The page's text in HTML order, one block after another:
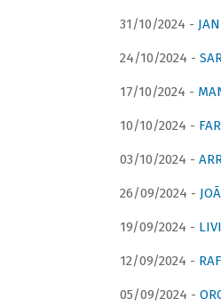
31/10/2024 -
24/10/2024 -
17/10/2024 -
10/10/2024 -
03/10/2024 -
26/09/2024 -
19/09/2024 -
12/09/2024 -
05/09/2024 -